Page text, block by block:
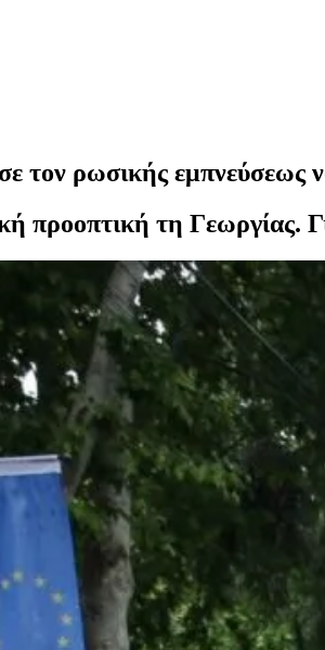
τον ρωσικής εμπνεύσεως
προοπτική τη Γεωργίας.